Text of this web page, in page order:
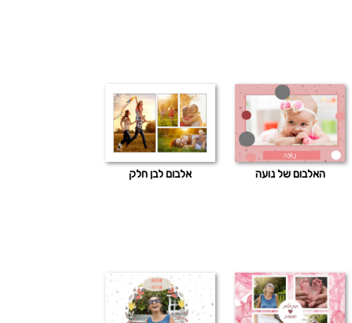
האלבום של נועה אלבום לבן חלק